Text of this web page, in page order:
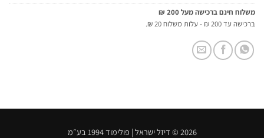
משלוח חינם ברכישה מעל 200 ₪
ברכישה עד 200 ₪ - עלות משלוח 20 ₪.
2026 © דיזל ישראל | פולימוד 1994 בע״מ